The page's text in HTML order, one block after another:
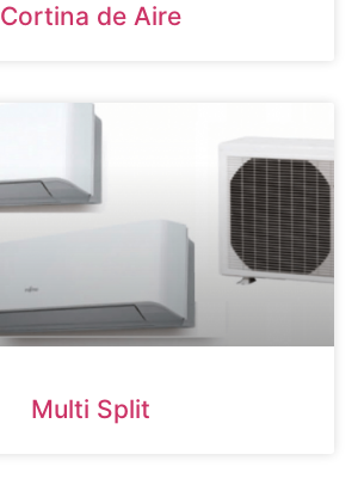
Cortina de Aire
Multi Split